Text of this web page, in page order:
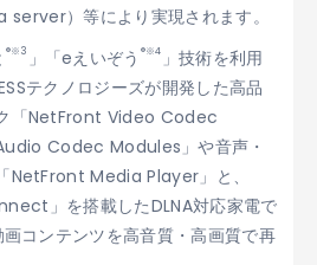
）等により実現されます。
®※3 」「eえいぞう ®※4 」技術を利用
テクノロジーズが開発した高品
「NetFront Video Codec
Codec Modules」や音声・
NetFront Media Player」と、
」を搭載したDLNA対応家電で
画コンテンツを高音質・高画質で再